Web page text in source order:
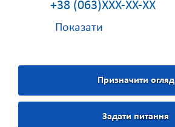
+38 (063)XXX-XX-XX
Показати
Призначити огляд
Задати питання